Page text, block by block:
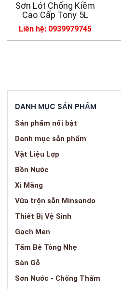
Sơn Lót Chống Kiềm
Cao Cấp Tony 5L
Liên hệ: 0939979745
DANH MỤC SẢN PHẨM
Sản phẩm nổi bật
Danh mục sản phẩm
Vật Liệu Lợp
Bồn Nước
Xi Măng
Vữa trộn sẵn Minsando
Thiết Bị Vệ Sinh
Gạch Men
Tấm Bê Tông Nhẹ
Sàn Gỗ
Sơn Nước - Chống Thấm